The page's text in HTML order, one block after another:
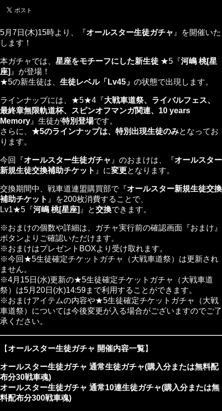
5月7日(木)15時より、『オールスター生徒ガチャ 』を開催いた
します！
本ガチャでは、 星座をモチーフにした新生徒 ★5『河嶋 桃[星
座] 』が登場！
★5の新生徒は、 生徒レベル「Lv45」 の状態で出現します。
ラインナップには、★5★4『大戦車道祭、ライバルフェス、
最終章無限軌道杯、スピンオフマンガ関連、10 years
Memory 』生徒が特別登場です。
さらに、 ★5のラインナップは、特別出現生徒のみとなってお
ります。
今回『オールスター生徒ガチャ 』のおまけは、『オールスター
新規生徒交換補助チケット 』に変更となります。
交換期間中、戦車道連盟購買部で『オールスター新規生徒交換
補助チケット 』を200枚消費することで、
Lv1★5『河嶋 桃[星座] 』と交換できます。
※おまけの個数や詳細は、ガチャ実行前の確認画面『おまけ』
ボタンよりご確認いただけます。
※おまけはプレゼントBOXより受け取れます。
※今回★5生徒確定チケットガチャ（大戦車道祭）は更新され
ません。
※4月15日(水)更新の★5生徒確定チケットガチャ（大戦車道
祭）は5月20日(水)14:59まで利用することができます。
※おまけアイテムの内容や★5生徒確定チケットガチャ（大戦
車道祭）については今後変更が入る場合がございますのでご了
承ください。
【オールスター生徒ガチャ 開催内容一覧】
オールスター生徒ガチャ 通常生徒ガチャ(購入分または無料配
布分30戦車魂)
オールスター生徒ガチャ 通常10連生徒ガチャ(購入分または無
料配布分300戦車魂)